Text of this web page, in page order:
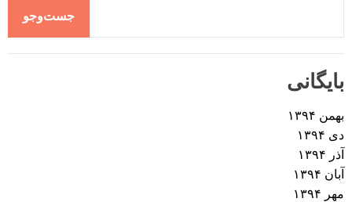
جست‌وجو
بایگانی
بهمن ۱۳۹۴
دی ۱۳۹۴
آذر ۱۳۹۴
آبان ۱۳۹۴
مهر ۱۳۹۴